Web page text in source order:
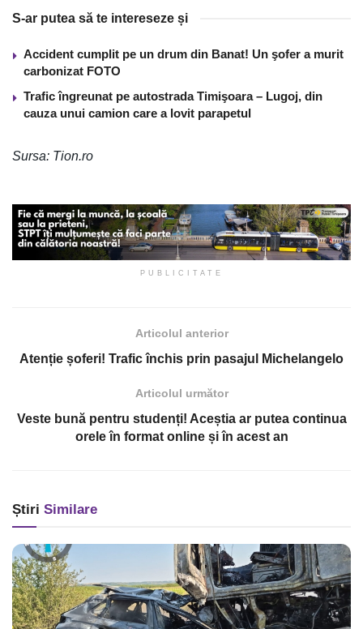
S-ar putea să te intereseze și
Accident cumplit pe un drum din Banat! Un şofer a murit
carbonizat FOTO
Trafic îngreunat pe autostrada Timişoara – Lugoj, din
cauza unui camion care a lovit parapetul
Sursa: Tion.ro
PUBLICITATE
Articolul anterior
Atenție șoferi! Trafic închis prin pasajul Michelangelo
Articolul următor
Veste bună pentru studenți! Aceștia ar putea continua
orele în format online și în acest an
Știri Similare